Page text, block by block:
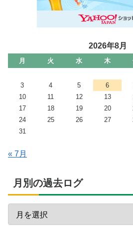
2026年8月
月 火 水 木
3
4 5 6
10
11 12 13
17
18 19 20
24
25 26 27
31
« 7月
月別の過去ログ